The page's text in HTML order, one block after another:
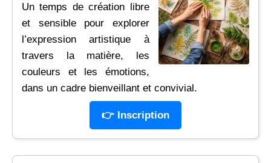
Un temps de création libre
et sensible pour explorer
l’expression artistique à
travers la matière, les
couleurs et les émotions,
dans un cadre bienveillant et convivial.
👉 Inscription